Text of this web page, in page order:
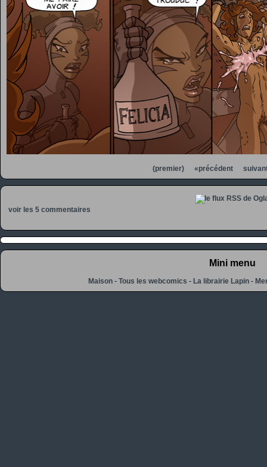
(premier) «précédent
voir les 5 commentaires
Mini menu
Maison -Tous les webcomics -La librairie Lapin -